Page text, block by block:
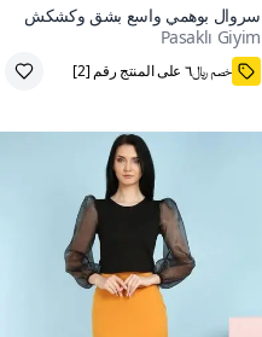
سروال بوهمي واسع بشق وكشكش
بحزام مطاطي من أوتانتيك كاهفي
Pasaklı Giyim
3000+
خصم ﷼٦ على المنتج رقم [2]